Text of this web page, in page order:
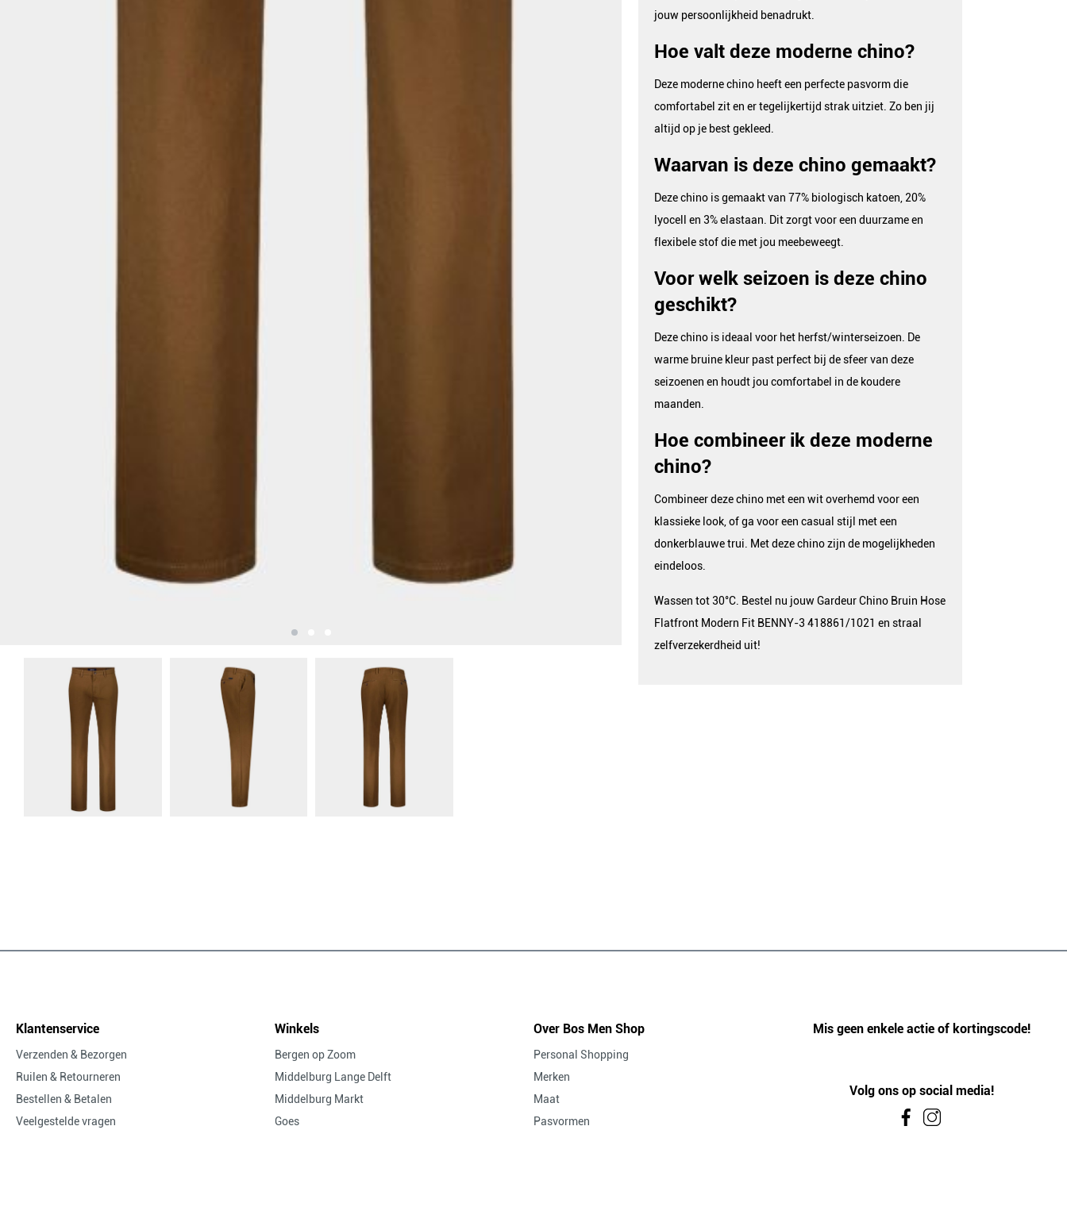
jouw persoonlijkheid benadrukt.
Hoe valt deze moderne chino?
Deze moderne chino heeft een perfecte pasvorm die
comfortabel zit en er tegelijkertijd strak uitziet. Zo ben jij
altijd op je best gekleed.
Waarvan is deze chino gemaakt?
Deze chino is gemaakt van 77% biologisch katoen, 20%
lyocell en 3% elastaan. Dit zorgt voor een duurzame en
flexibele stof die met jou meebeweegt.
Voor welk seizoen is deze chino
geschikt?
Deze chino is ideaal voor het herfst/winterseizoen. De
warme bruine kleur past perfect bij de sfeer van deze
seizoenen en houdt jou comfortabel in de koudere
maanden.
Hoe combineer ik deze moderne
chino?
Combineer deze chino met een wit overhemd voor een
klassieke look, of ga voor een casual stijl met een
donkerblauwe trui. Met deze chino zijn de mogelijkheden
eindeloos.
Wassen tot 30°C. Bestel nu jouw Gardeur Chino Bruin Hose
Flatfront Modern Fit BENNY-3 418861/1021 en straal
zelfverzekerdheid uit!
Klantenservice
Verzenden & Bezorgen
Ruilen & Retourneren
Bestellen & Betalen
Veelgestelde vragen
Winkels
Bergen op Zoom
Middelburg Lange Delft
Middelburg Markt
Goes
Over Bos Men Shop
Personal Shopping
Merken
Maat
Pasvormen
Mis geen enkele actie of kortingscode!
Volg ons op social media!